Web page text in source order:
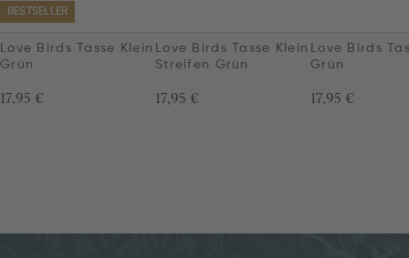
BESTSELLER
Love Birds Tasse Klein
Grün
17,95 €
Love Birds Tasse Klein
Streifen Grün
17,95 €
Love Birds
Grün
17,95 €